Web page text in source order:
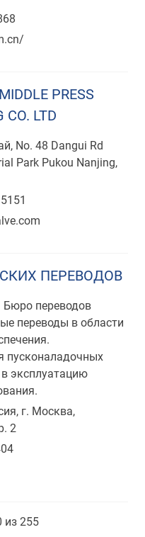
PRESS
CO. LTD
No. 48 Dangui Rd
Park Pukou Nanjing,
ПЕРЕВОДОВ
Бюро переводов
переводы в области
пусконаладочных
эксплуатацию
г. Москва,
2
из 255